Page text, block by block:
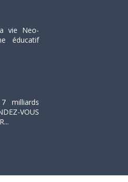
vie Neo-
éducatif
milliards
VOUS